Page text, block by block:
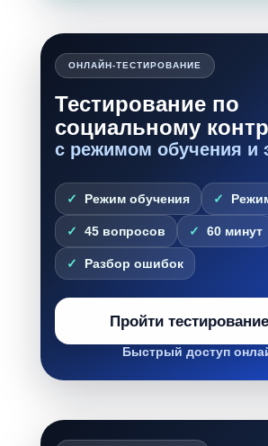
ОНЛАЙН-ТЕСТИРОВАНИЕ
Тестирование по
социальному
с режимом обучения и
Режим обучения
45 вопросов 60 минут
Разбор ошибок
Пройти тестирование
Быстрый доступ